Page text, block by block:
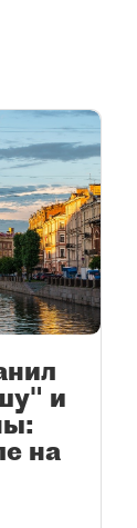
и
на